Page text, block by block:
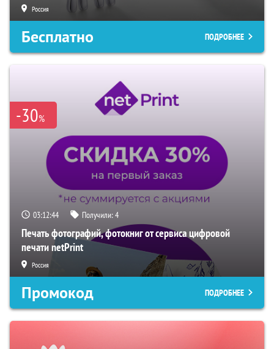
Россия
Бесплатно ПОДРОБНЕЕ
-30%
03:12:44 Получили:4
Печать фотографий, фотокниг от сервиса цифровой
печати netPrint
Россия
Промокод ПОДРОБНЕЕ